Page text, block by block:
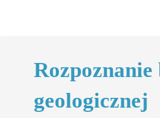
Rozpoznanie
geologicznej